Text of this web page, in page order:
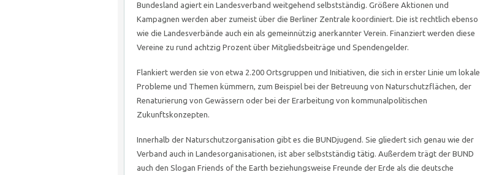
Bundesland agiert ein Landesverband weitgehend selbstständig. Größere Aktionen und
Kampagnen werden aber zumeist über die Berliner Zentrale koordiniert. Die ist rechtlich ebenso
wie die Landesverbände auch ein als gemeinnützig anerkannter Verein. Finanziert werden diese
Vereine zu rund achtzig Prozent über Mitgliedsbeiträge und Spendengelder.
Flankiert werden sie von etwa 2.200 Ortsgruppen und Initiativen, die sich in erster Linie um lokale
Probleme und Themen kümmern, zum Beispiel bei der Betreuung von Naturschutzflächen, der
Renaturierung von Gewässern oder bei der Erarbeitung von kommunalpolitischen
Zukunftskonzepten.
Innerhalb der Naturschutzorganisation gibt es die BUNDjugend. Sie gliedert sich genau wie der
Verband auch in Landesorganisationen, ist aber selbstständig tätig. Außerdem trägt der BUND
auch den Slogan Friends of the Earth beziehungsweise Freunde der Erde als die deutsche